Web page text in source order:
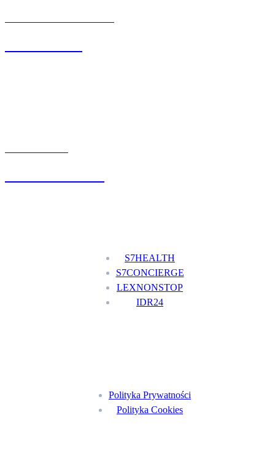
S7HEALTH
S7CONCIERGE
LEXNONSTOP
IDR24
Polityka Prywatności
Polityka Cookies